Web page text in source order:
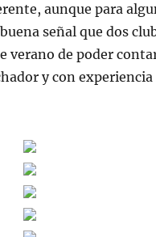
aunque para
señal que dos
verano de poder
y con